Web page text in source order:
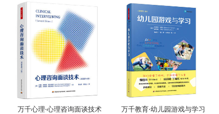
万千心理·心理咨询面谈技术
万千教育·幼儿园游戏与学习